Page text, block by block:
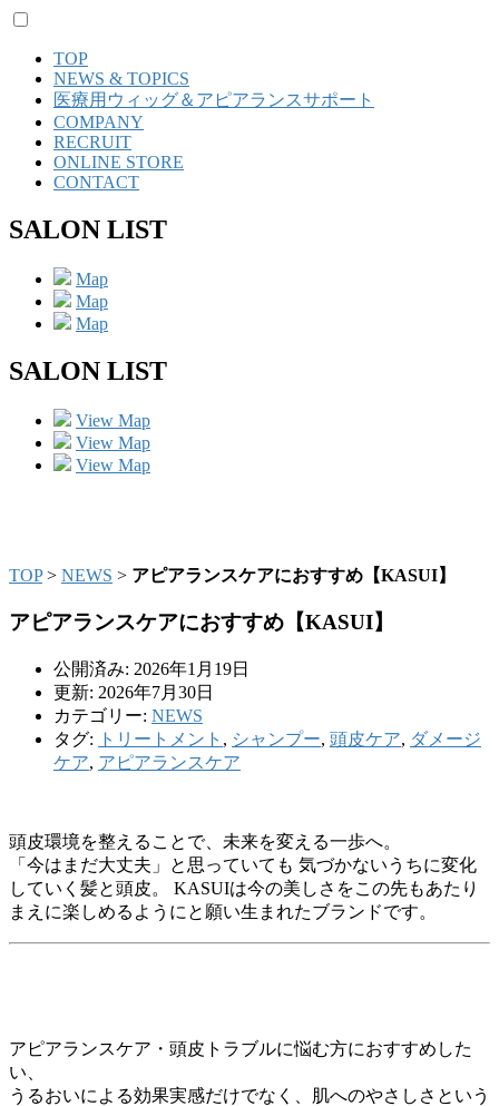
TOP
NEWS & TOPICS
医療用ウィッグ＆アピアランスサポート
COMPANY
RECRUIT
ONLINE STORE
CONTACT
SALON LIST
Map
Map
Map
SALON LIST
View Map
View Map
View Map
TOP> NEWS > アピアランスケアにおすすめ【KASUI】
アピアランスケアにおすすめ【KASUI】
公開済み: 2026年1月19日
更新: 2026年7月30日
カテゴリー: NEWS
タグ:
トリートメント , シャンプー, 頭皮ケア, ダメージ
ケア, アピアランスケア
頭皮環境を整えることで、未来を変える一歩へ。
「今はまだ大丈夫」と思っていても 気づかないうちに変化
していく髪と頭皮。 KASUIは今の美しさをこの先もあたり
まえに楽しめるようにと願い生まれたブランドです。
アピアランスケア・頭皮トラブルに悩む方におすすめした
い、
うるおいによる効果実感だけでなく、肌へのやさしさという